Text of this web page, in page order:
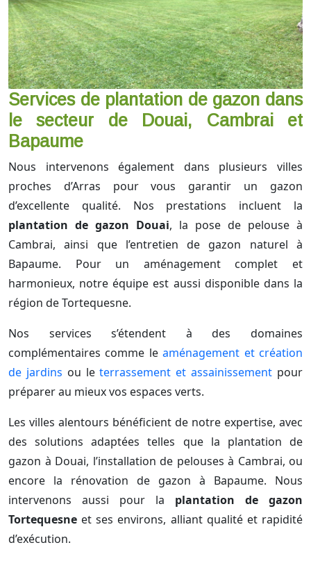
Services de plantation de gazon dans
le secteur de Douai, Cambrai et
Bapaume
Nous intervenons également dans plusieurs villes
proches d’Arras pour vous garantir un gazon
d’excellente qualité. Nos prestations incluent la
plantation de gazon Douai, la pose de pelouse à
Cambrai, ainsi que l’entretien de gazon naturel à
Bapaume. Pour un aménagement complet et
harmonieux, notre équipe est aussi disponible dans la
région de Tortequesne.
Nos services s’étendent à des domaines
complémentaires comme leaménagement et création
de jardins ou leterrassement et assainissement pour
préparer au mieux vos espaces verts.
Les villes alentours bénéficient de notre expertise, avec
des solutions adaptées telles que la plantation de
gazon à Douai, l’installation de pelouses à Cambrai, ou
encore la rénovation de gazon à Bapaume. Nous
intervenons aussi pour la plantation de gazon
Tortequesne et ses environs, alliant qualité et rapidité
d’exécution.